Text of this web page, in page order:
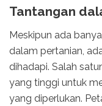
Tantangan
Meskipun ada
dalam pertanian,
dihadapi. Salah
yang tinggi untuk
yang diperlukan.